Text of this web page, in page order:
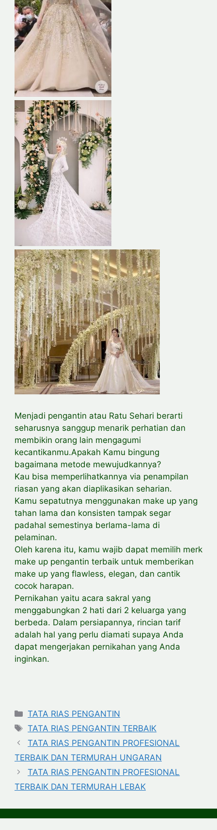
Menjadi pengantin atau Ratu Sehari berarti
seharusnya sanggup menarik perhatian dan
membikin orang lain mengagumi
kecantikanmu.Apakah Kamu bingung
bagaimana metode mewujudkannya?
Kau bisa memperlihatkannya via penampilan
riasan yang akan diaplikasikan seharian.
Kamu sepatutnya menggunakan make up yang
tahan lama dan konsisten tampak segar
padahal semestinya berlama-lama di
pelaminan.
Oleh karena itu, kamu wajib dapat memilih merk
make up pengantin terbaik untuk memberikan
make up yang flawless, elegan, dan cantik
cocok harapan.
Pernikahan yaitu acara sakral yang
menggabungkan 2 hati dari 2 keluarga yang
berbeda. Dalam persiapannya, rincian tarif
adalah hal yang perlu diamati supaya Anda
dapat mengerjakan pernikahan yang Anda
inginkan.
Categories
TATA RIAS PENGANTIN
Tags
TATA RIAS PENGANTIN TERBAIK
TATA RIAS PENGANTIN PROFESIONAL
TERBAIK DAN TERMURAH UNGARAN
TATA RIAS PENGANTIN PROFESIONAL
TERBAIK DAN TERMURAH LEBAK